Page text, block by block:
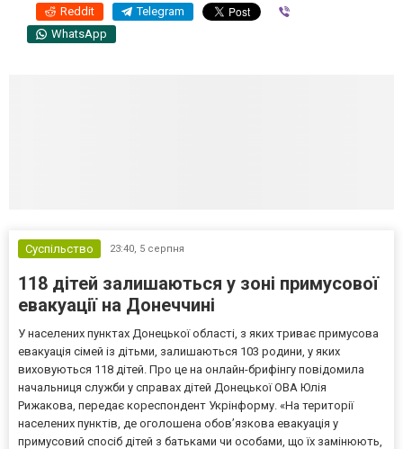
Reddit Telegram
WhatsApp
Суспільство 23:40, 5 серпня
118 дітей залишаються у зоні примусової
евакуації на Донеччині
У населених пунктах Донецької області, з яких триває примусова
евакуація сімей із дітьми, залишаються 103 родини, у яких
виховуються 118 дітей. Про це на онлайн-брифінгу повідомила
начальниця служби у справах дітей Донецької ОВА Юлія
Рижакова, передає кореспондент Укрінформу. «На території
населених пунктів, де оголошена обов’язкова евакуація у
примусовий спосіб дітей з батьками чи особами, що їх замінюють,